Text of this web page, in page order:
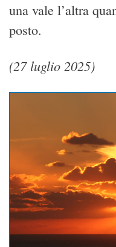
una vale l’altra
posto.
(27 luglio 2025)